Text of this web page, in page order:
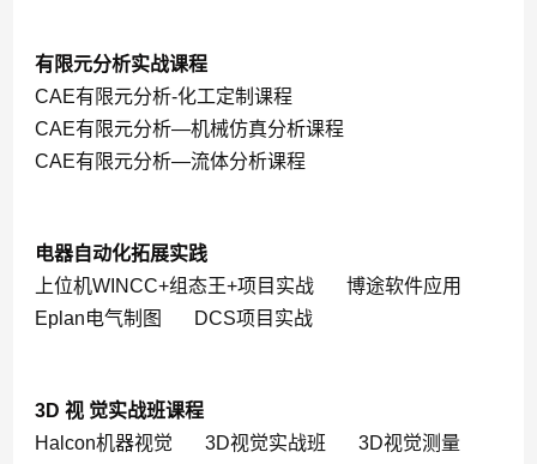
有限元分析实战课程
CAE有限元分析-化工定制课程
CAE有限元分析—机械仿真分析课程
CAE有限元分析—流体分析课程
电器自动化拓展实践
上位机WINCC+组态王+项目实战
博途软件应用
Eplan电气制图
DCS项目实战
3D 视 觉实战班课程
Halcon机器视觉
3D视觉实战班
3D视觉测量